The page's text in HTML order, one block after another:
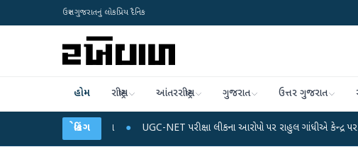
ઉત્તર ગુજરાતનું લોકપ્રિય દૈનિક
હોમ રાષ્ટ્રીય આંતરરાષ્ટ્રીય ગુજરાત ઉત્તર ગુજરાત
બ્રેકિંગ
● UGC-NET પરીક્ષા લીકના આરોપો પર રાહુલ ગાંધીએ કેન્દ્ર પર પ્રહાર કર્યા ●